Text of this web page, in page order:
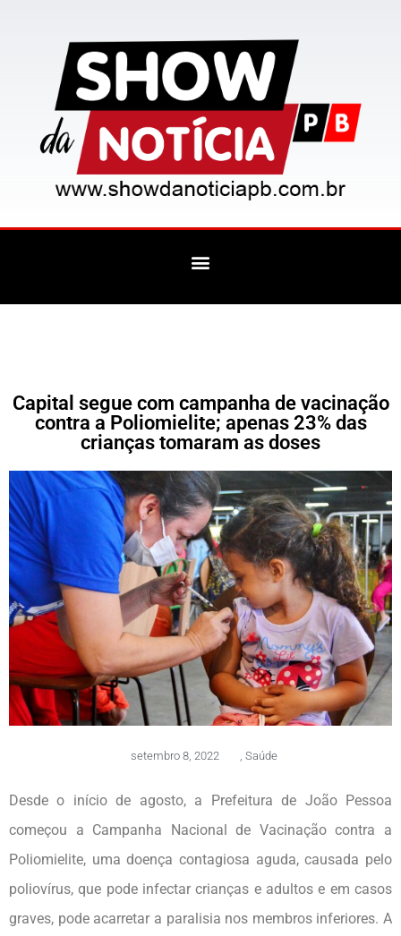
Capital segue com campanha de vacinação
contra a Poliomielite; apenas 23% das
crianças tomaram as doses
setembro 8, 2022 Saúde
Desde o início de agosto, a Prefeitura de João Pessoa
começou a Campanha Nacional de Vacinação contra a
Poliomielite, uma doença contagiosa aguda, causada pelo
poliovírus, que pode infectar crianças e adultos e em casos
graves, pode acarretar a paralisia nos membros inferiores. A